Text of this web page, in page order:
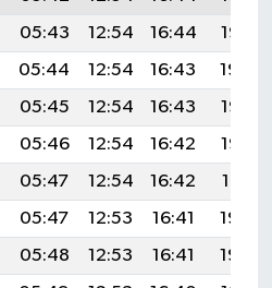
05:43 12:54 16:44
19:55
05:44 12:54 16:43
19:54
05:45 12:54 16:43
19:53
05:46 12:54 16:42
19:52
05:47 12:54 16:42
19:51
05:47 12:53 16:41
19:49
05:48 12:53 16:41
19:48